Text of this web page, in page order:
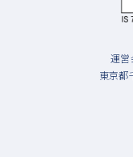
運
東京都